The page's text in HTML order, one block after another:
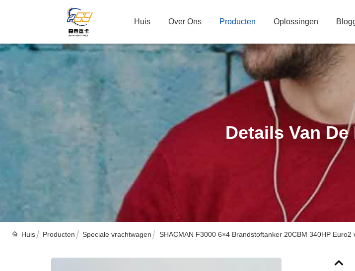
Huis Over Ons Producten Oplossingen
Details Van
Huis Producten Speciale vrachtwagen SHACMAN F3000 6×4 Brandstoftanker 20CBM 340HP